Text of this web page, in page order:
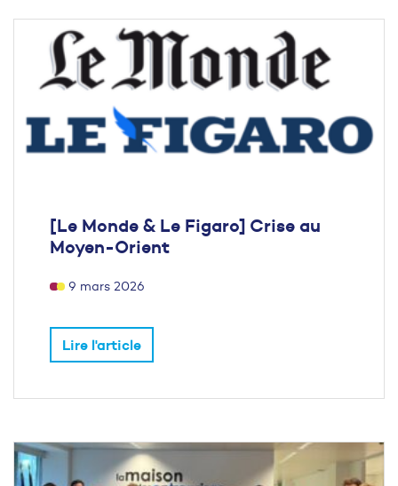
[Le Monde & Le Figaro] Crise au
Moyen-Orient
9 mars 2026
Lire l'article